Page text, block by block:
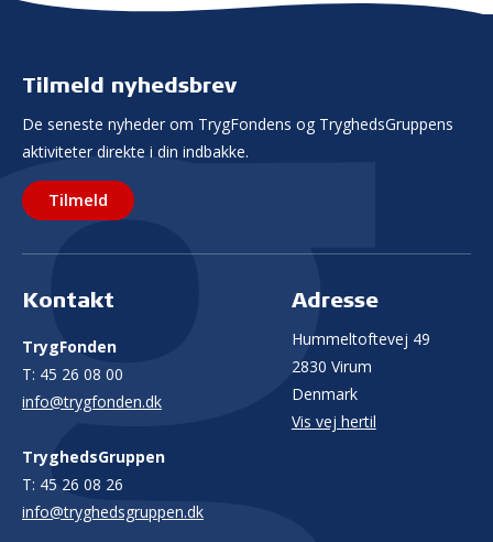
Tilmeld nyhedsbrev
De seneste nyheder om TrygFondens og TryghedsGruppens
aktiviteter direkte i din indbakke.
Tilmeld
Kontakt
TrygFonden
T: 45 26 08 00
info@trygfonden.dk
TryghedsGruppen
T: 45 26 08 26
info@tryghedsgruppen.dk
Adresse
Hummeltoftevej 49
2830 Virum
Denmark
Vis vej hertil